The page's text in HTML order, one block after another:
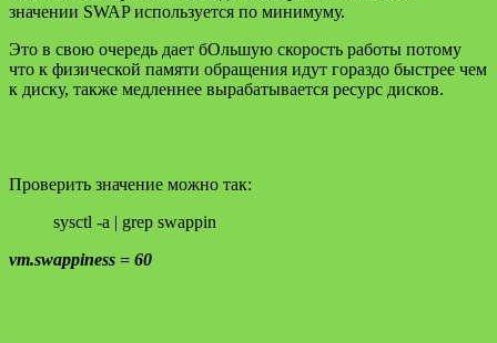
значении SWAP используется по минимуму.
Это в свою очередь дает бОльшую скорость работы потому
что к физической памяти обращения идут гораздо быстрее чем
к диску, также медленнее вырабатывается ресурс дисков.
Проверить значение можно так:
sysctl -a | grep swappin
vm.swappiness = 60